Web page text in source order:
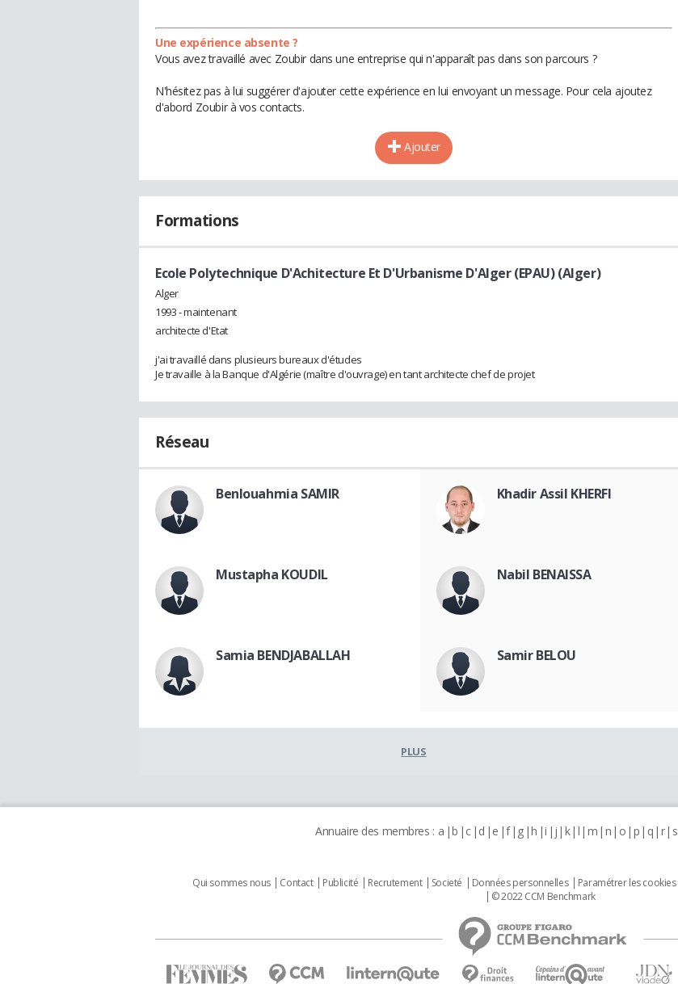
Une expérience absente ?
Vous avez travaillé avec Zoubir dans une entreprise qui n'apparaît pas dans son parcours ?
N'hésitez pas à lui suggérer d'ajouter cette expérience en lui envoyant un message. Pour cela ajoutez
d'abord Zoubir à vos contacts.
Ajouter
Formations
Ecole Polytechnique D'Achitecture Et D'Urbanisme D'Alger (EPAU) (Alger)
Alger
1993 - maintenant
architecte d'Etat
j'ai travaillé dans plusieurs bureaux d'études
Je travaille à la Banque d'Algérie (maître d'ouvrage) en tant architecte chef de projet
Réseau
Benlouahmia SAMIR Khadir Assil KHERFI
Mustapha KOUDIL Nabil BENAISSA
Samia BENDJABALLAH Samir BELOU
PLUS
Annuaire des membres : a b c d e f g h i j k l m n o p q r s
Qui sommes nous Contact Publicité Recrutement Societé Données personnelles Paramétrer les cookies
© 2022 CCM Benchmark